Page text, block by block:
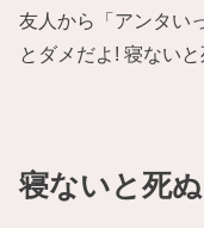
友人から「アンタい
とダメだよ! 寝ない
寝ないと死